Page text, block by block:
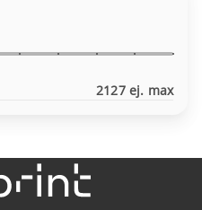
2127 ej. max